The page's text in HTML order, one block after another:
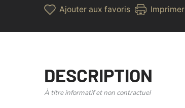
Ajouter aux favoris Imprimer
DESCRIPTION
À titre informatif et non contractuel